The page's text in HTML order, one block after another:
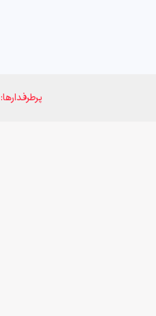
پرطرفدارها: